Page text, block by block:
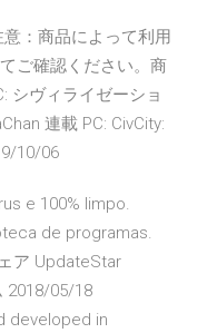
：商品によって利用
ご確認ください。商
シヴィライゼーショ
連載 PC: CivCity:
10/06
e 100% limpo.
de programas.
ア UpdateStar
2018/05/18
developed in